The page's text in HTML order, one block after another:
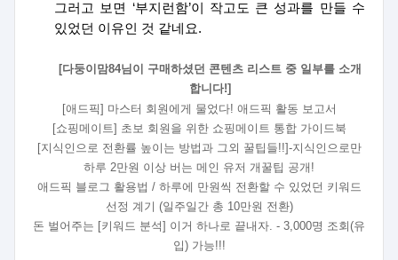
그러고 보면 ‘부지런함’이 작고도 큰 성과를 만들 수
있었던 이유인 것 같네요.
[다둥이맘84님이 구매하셨던 콘텐츠 리스트 중 일부를 소개
합니다!]
[애드픽] 마스터 회원에게 물었다! 애드픽 활동 보고서
[쇼핑메이트] 초보 회원을 위한 쇼핑메이트 통합 가이드북
[지식인으로 전환률 높이는 방법과 그외 꿀팁들!!]-지식인으로만
하루 2만원 이상 버는 메인 유저 개꿀팁 공개 !
애드픽 블로그 활용법 / 하루에 만원씩 전환할 수 있었던 키워드
선정 계기 (일주일간 총 10만원 전환)
돈 벌어주는 [키워드 분석] 이거 하나로 끝내자. - 3,000명 조회(유
입) 가능!!!